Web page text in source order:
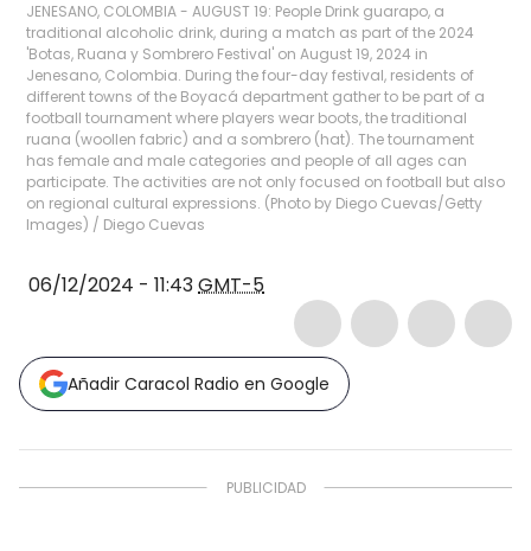
JENESANO, COLOMBIA - AUGUST 19: People Drink guarapo, a
traditional alcoholic drink, during a match as part of the 2024
'Botas, Ruana y Sombrero Festival' on August 19, 2024 in
Jenesano, Colombia. During the four-day festival, residents of
different towns of the Boyacá department gather to be part of a
football tournament where players wear boots, the traditional
ruana (woollen fabric) and a sombrero (hat). The tournament
has female and male categories and people of all ages can
participate. The activities are not only focused on football but also
on regional cultural expressions. (Photo by Diego Cuevas/Getty
Images) / Diego Cuevas
06/12/2024 - 11:43GMT-5
Añadir Caracol Radio en Google